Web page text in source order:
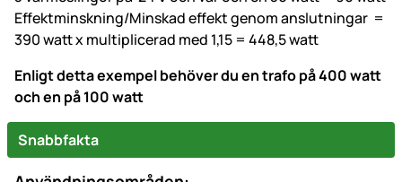
Effektminskning/Minskad effekt genom anslutningar =
390 watt x multiplicerad med 1,15 = 448,5 watt
Enligt detta exempel behöver du en trafo på 400 watt
och en på 100 watt
Snabbfakta